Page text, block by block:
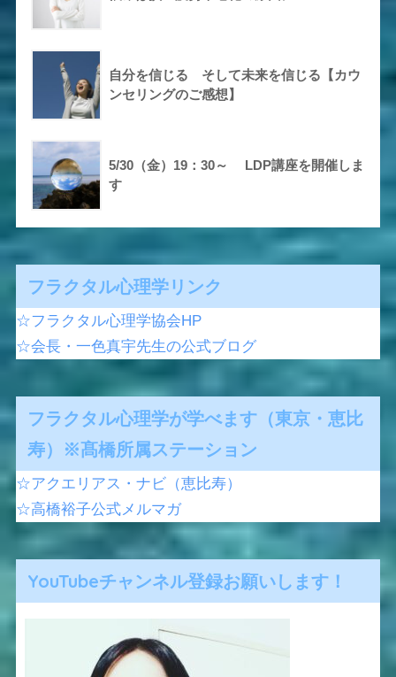
自分を信じる そして未来を信じる【カウ
ンセリングのご感想】
5/30（金）19：30～ LDP講座を開催しま
す
フラクタル心理学リンク
☆フラクタル心理学協会HP
☆会長・一色真宇先生の公式ブログ
フラクタル心理学が学べます（東京・恵比
寿）※髙橋所属ステーション
☆アクエリアス・ナビ（恵比寿）
☆高橋裕子公式メルマガ
YouTubeチャンネル登録お願いします！